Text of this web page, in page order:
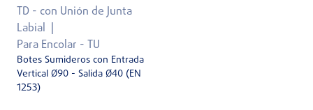
TD - con Unión de Junta
Labial
Para Encolar - TU
Botes Sumideros con Entrada
Vertical Ø90 - Salida Ø40 (EN
1253)